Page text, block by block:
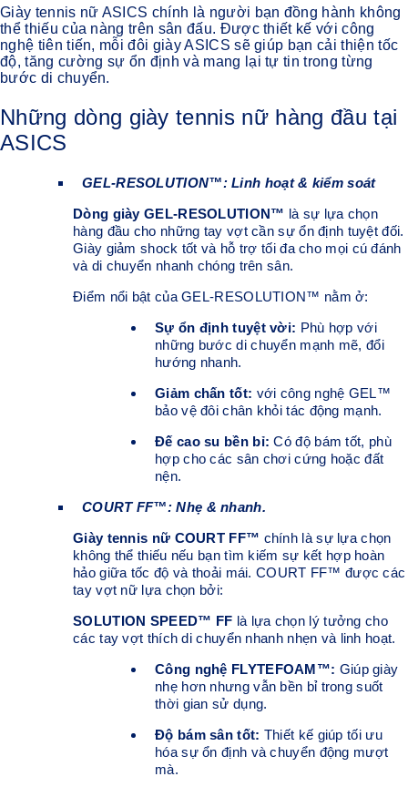
Giày tennis nữ ASICS chính là người bạn đồng hành không
thể thiếu của nàng trên sân đấu. Được thiết kế với công
nghệ tiên tiến, mỗi đôi giày ASICS sẽ giúp bạn cải thiện tốc
độ, tăng cường sự ổn định và mang lại tự tin trong từng
bước di chuyển.
Những dòng giày tennis nữ hàng đầu tại
ASICS
GEL-RESOLUTION™: Linh hoạt & kiểm soát
Dòng giày GEL-RESOLUTION™ là sự lựa chọn
hàng đầu cho những tay vợt cần sự ổn định tuyệt đối.
Giày giảm shock tốt và hỗ trợ tối đa cho mọi cú đánh
và di chuyển nhanh chóng trên sân.
Điểm nổi bật của GEL-RESOLUTION™ nằm ở:
Sự ổn định tuyệt vời: Phù hợp với
những bước di chuyển mạnh mẽ, đổi
hướng nhanh.
Giảm chấn tốt: với công nghệ GEL™
bảo vệ đôi chân khỏi tác động mạnh.
Đế cao su bền bỉ: Có độ bám tốt, phù
hợp cho các sân chơi cứng hoặc đất
nện.
COURT FF™: Nhẹ & nhanh.
Giày tennis nữ COURT FF™ chính là sự lựa chọn
không thể thiếu nếu bạn tìm kiếm sự kết hợp hoàn
hảo giữa tốc độ và thoải mái. COURT FF™ được các
tay vợt nữ lựa chọn bởi:
SOLUTION SPEED™ FF là lựa chọn lý tưởng cho
các tay vợt thích di chuyển nhanh nhẹn và linh hoạt.
Công nghệ FLYTEFOAM™: Giúp giày
nhẹ hơn nhưng vẫn bền bỉ trong suốt
thời gian sử dụng.
Độ bám sân tốt: Thiết kế giúp tối ưu
hóa sự ổn định và chuyển động mượt
mà.